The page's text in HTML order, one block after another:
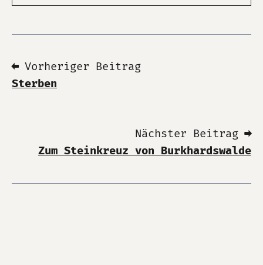
⬅ Vorheriger Beitrag
Sterben
Nächster Beitrag ➡
Zum Steinkreuz von Burkhardswalde